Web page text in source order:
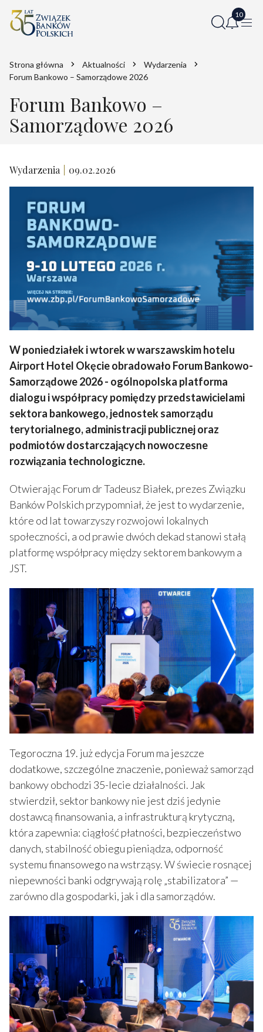
Strona główna Aktualności
Wydarzenia
Forum Bankowo – Samorządowe 2026
Forum Bankowo –
Samorządowe 2026
Wydarzenia 09.02.2026
W poniedziałek i wtorek w warszawskim hotelu
Airport Hotel Okęcie obradowało Forum Bankowo-
Samorządowe 2026 - ogólnopolska platforma
dialogu i współpracy pomiędzy przedstawicielami
sektora bankowego, jednostek samorządu
terytorialnego, administracji publicznej oraz
podmiotów dostarczających nowoczesne
rozwiązania technologiczne.
Otwierając Forum dr Tadeusz Białek, prezes Związku
Banków Polskich przypomniał, że jest to wydarzenie,
które od lat towarzyszy rozwojowi lokalnych
społeczności, a od prawie dwóch dekad stanowi stałą
platformę współpracy między sektorem bankowym a
JST.
Tegoroczna 19. już edycja Forum ma jeszcze
dodatkowe, szczególne znaczenie, ponieważ samorząd
bankowy obchodzi 35-lecie działalności. Jak
stwierdził, sektor bankowy nie jest dziś jedynie
dostawcą finansowania, a infrastrukturą krytyczną,
która zapewnia: ciągłość płatności, bezpieczeństwo
danych, stabilność obiegu pieniądza, odporność
systemu finansowego na wstrząsy. W świecie rosnącej
niepewności banki odgrywają rolę „stabilizatora” —
zarówno dla gospodarki, jak i dla samorządów.